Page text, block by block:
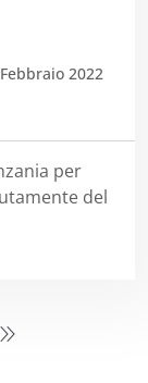
2022
per
del